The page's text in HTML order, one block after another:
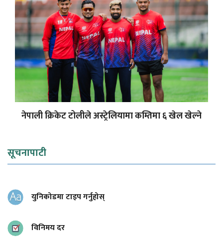
नेपाली क्रिकेट टोलीले अस्ट्रेलियामा कम्तिमा ६ खेल खेल्ने
सूचनापाटी
युनिकोडमा टाइप गर्नुहोस्
विनिमय दर